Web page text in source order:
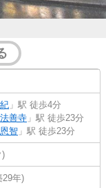
」駅 徒歩4分
法善寺 」駅 徒歩23分
恩智 」駅 徒歩23分
)
29年)